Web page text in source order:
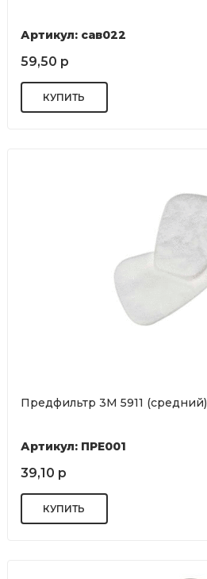
Артикул: сав022
59,50 р
Предфильтр 3М 5911 (средний)
Артикул: ПРЕ001
39,10 р